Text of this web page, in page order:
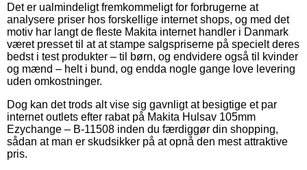
Det er ualmindeligt fremkommeligt for forbrugerne at
analysere priser hos forskellige internet shops, og med det
motiv har langt de fleste Makita internet handler i Danmark
været presset til at at stampe salgspriserne på specielt deres
bedst i test produkter – til børn, og endvidere også til kvinder
og mænd – helt i bund, og endda nogle gange love levering
uden omkostninger.
Dog kan det trods alt vise sig gavnligt at besigtige et par
internet outlets efter rabat på Makita Hulsav 105mm
Ezychange – B-11508 inden du færdiggør din shopping,
sådan at man er skudsikker på at opnå den mest attraktive
pris.